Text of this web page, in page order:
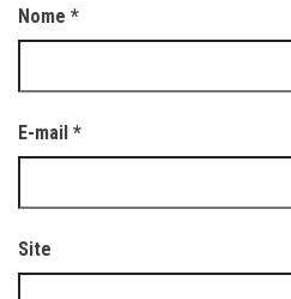
Nome *
E-mail *
Site